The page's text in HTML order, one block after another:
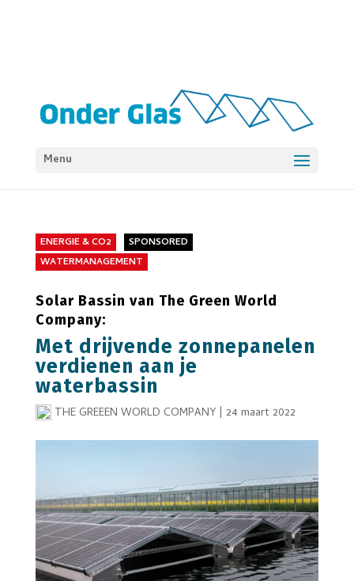
Menu
ENERGIE & CO2
SPONSORED
WATERMANAGEMENT
Solar Bassin van The Green World
Company:
Met drijvende zonnepanelen
verdienen aan je
waterbassin
THE GREEEN WORLD COMPANY| 24 maart 2022